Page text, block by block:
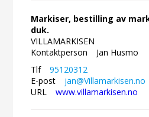
Markiser, bestilling av
duk.
VILLAMARKISEN
Kontaktperson
Jan Husmo
Tlf
95120312
E-post
jan@Villamarkisen.no
URL
www.villamarkisen.no